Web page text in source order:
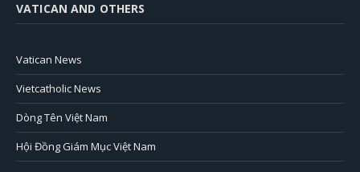
VATICAN AND OTHERS
Vatican News
Vietcatholic News
Dòng Tên Việt Nam
Hội Đồng Giám Mục Việt Nam